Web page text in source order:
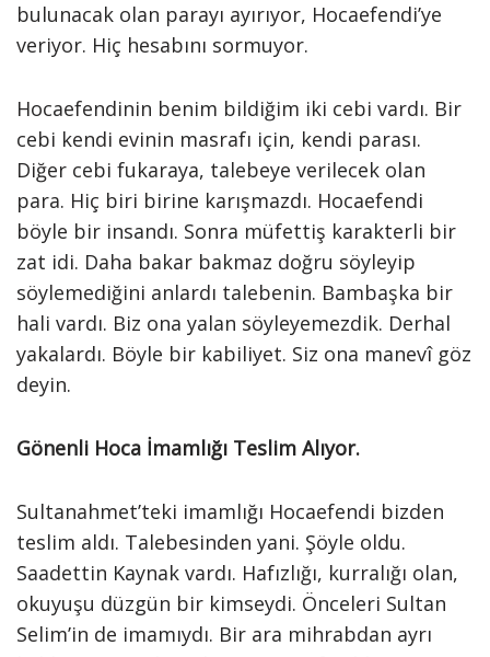
bulunacak olan parayı ayırıyor, Hocaefendi’ye
veriyor. Hiç hesabını sormuyor.
Hocaefendinin benim bildiğim iki cebi vardı. Bir
cebi kendi evinin masrafı için, kendi parası.
Diğer cebi fukaraya, talebeye verilecek olan
para. Hiç biri birine karışmazdı. Hocaefendi
böyle bir insandı. Sonra müfettiş karakterli bir
zat idi. Daha bakar bakmaz doğru söyleyip
söylemediğini anlardı talebenin. Bambaşka bir
hali vardı. Biz ona yalan söyleyemezdik. Derhal
yakalardı. Böyle bir kabiliyet. Siz ona manevî göz
deyin.
Gönenli Hoca İmamlığı Teslim Alıyor.
Sultanahmet’teki imamlığı Hocaefendi bizden
teslim aldı. Talebesinden yani. Şöyle oldu.
Saadettin Kaynak vardı. Hafızlığı, kurralığı olan,
okuyuşu düzgün bir kimseydi. Önceleri Sultan
Selim’in de imamıydı. Bir ara mihrabdan ayrı